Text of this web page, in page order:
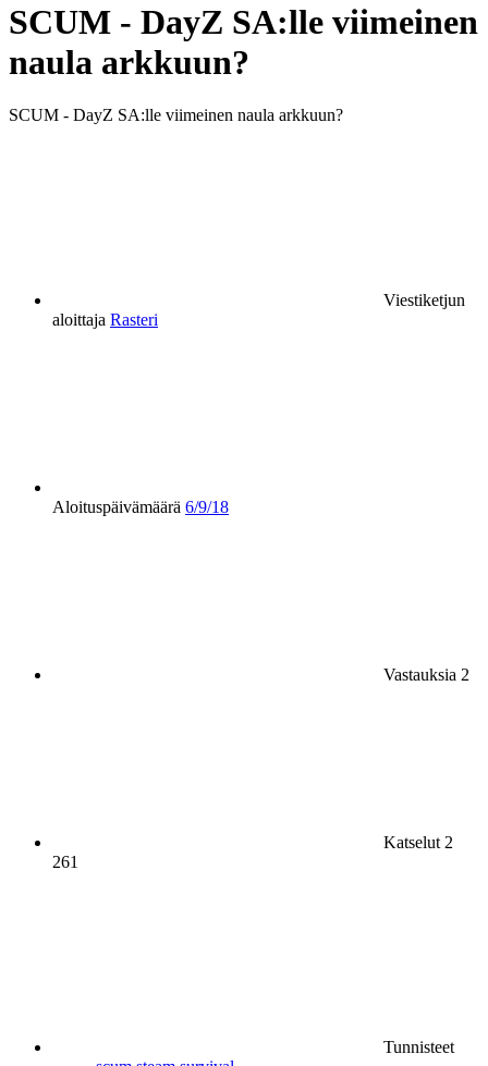
SCUM - DayZ SA:lle viimeinen
naula arkkuun?
SCUM - DayZ SA:lle viimeinen naula arkkuun?
Viestiketjun
aloittaja Rasteri
Aloituspäivämäärä 6/9/18
Vastauksia 2
Katselut 2
261
Tunnisteet